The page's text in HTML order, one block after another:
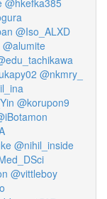
@hkefka385
@Iso_ALXD
@alumite
@nkmry_
@korupon9
@nihil_inside
@vittleboy